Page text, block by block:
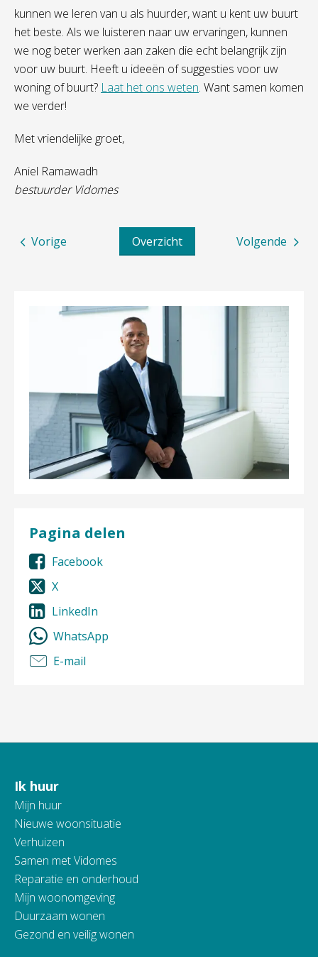
kunnen we leren van u als huurder, want u kent uw buurt
het beste. Als we luisteren naar uw ervaringen, kunnen
we nog beter werken aan zaken die echt belangrijk zijn
voor uw buurt. Heeft u ideeën of suggesties voor uw
woning of buurt? Laat het ons weten. Want samen komen
we verder!
Met vriendelijke groet,
Aniel Ramawadh
bestuurder Vidomes
Volgende
Overzicht
Vorige
Pagina delen
Facebook
X
LinkedIn
WhatsApp
E-mail
Contactinformatie
Ik huur
Mijn huur
Nieuwe woonsituatie
Verhuizen
Samen met Vidomes
Reparatie en onderhoud
Mijn woonomgeving
Duurzaam wonen
Gezond en veilig wonen